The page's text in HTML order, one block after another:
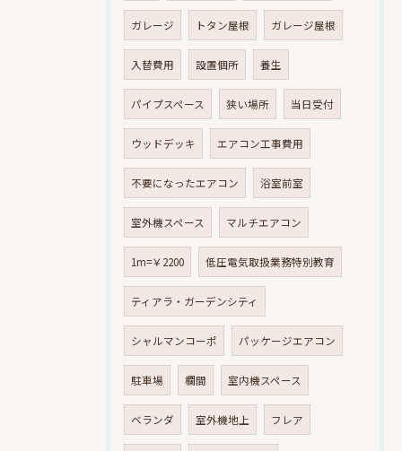
ガレージ トタン屋根 ガレージ屋根
入替費用 設置個所 養生
パイプスペース 狭い場所 当日受付
ウッドデッキ エアコン工事費用
不要になったエアコン 浴室前室
室外機スペース マルチエアコン
1m=￥2200 低圧電気取扱業務特別教育
ティアラ・ガーデンシティ
シャルマンコーポ パッケージエアコン
駐車場 欄間 室内機スペース
ベランダ 室外機地上 フレア